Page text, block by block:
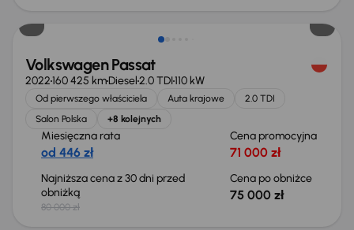
Volkswagen Passat
2022160 425 kmDiesel2.0 TDI110 kW
Od pierwszego właściciela Auta krajowe
2.0 TDI
Salon Polska
+8 kolejnych
Miesięczna rata
od 446 zł
Cena promocyjna
71 000 zł
Najniższa cena z 30 dni przed
obniżką
80 000 zł
Cena po obniżce
75 000 zł